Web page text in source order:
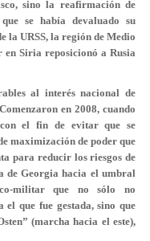
sino la reafirmación de
se había devaluado su
la URSS, la región de Medio
Siria reposicionó a Rusia
al interés nacional de
en 2008, cuando
el fin de evitar que se
maximización de poder que
para reducir los riesgos de
de Georgia hacia el umbral
militar que no sólo no
que fue gestada, sino que
(marcha hacia el este),